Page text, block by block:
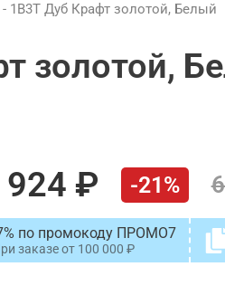
1В3Т Дуб Крафт золотой, Белый
золотой,
924 -21%
по промокоду ПРОМО7
заказе от 100 000